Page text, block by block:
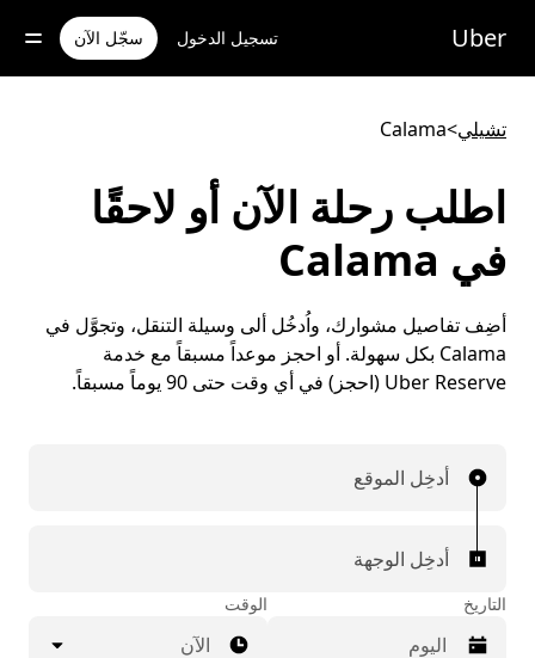
للوصول
المحتوى
Uber تسجيل الدخول سجّل الآن
تشيلي>
Calama
اطلب رحلة الآن أو لاحقًا
في Calama
أضِف تفاصيل مشوارك، واُدخُل ألى وسيلة التنقل، وتجوَّل في
Calama بكل سهولة. أو احجز موعداً مسبقاً مع خدمة
Uber Reserve (احجز) في أي وقت حتى 90 يوماً مسبقاً.
أدخِل الموقع
أدخِل الوجهة
التاريخ الوقت
الآن